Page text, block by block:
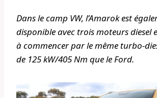
Dans le camp VW, l’Amarok est
disponible avec trois moteurs diesel
à commencer par le même turbo-
de 125 kW/405 Nm que le Ford.